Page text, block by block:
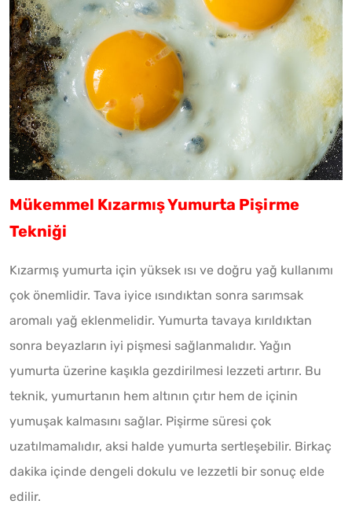
Mükemmel Kızarmış Yumurta Pişirme
Tekniği
Kızarmış yumurta için yüksek ısı ve doğru yağ kullanımı
çok önemlidir. Tava iyice ısındıktan sonra sarımsak
aromalı yağ eklenmelidir. Yumurta tavaya kırıldıktan
sonra beyazların iyi pişmesi sağlanmalıdır. Yağın
yumurta üzerine kaşıkla gezdirilmesi lezzeti artırır. Bu
teknik, yumurtanın hem altının çıtır hem de içinin
yumuşak kalmasını sağlar. Pişirme süresi çok
uzatılmamalıdır, aksi halde yumurta sertleşebilir. Birkaç
dakika içinde dengeli dokulu ve lezzetli bir sonuç elde
edilir.